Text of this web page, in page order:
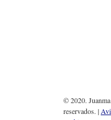
© 2020.
reservados. |